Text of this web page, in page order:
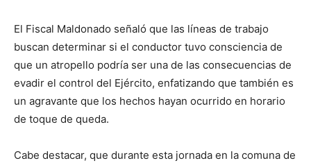
El Fiscal Maldonado señaló que las líneas de trabajo
buscan determinar si el conductor tuvo consciencia de
que un atropello podría ser una de las consecuencias de
evadir el control del Ejército, enfatizando que también es
un agravante que los hechos hayan ocurrido en horario
de toque de queda.
Cabe destacar, que durante esta jornada en la comuna de